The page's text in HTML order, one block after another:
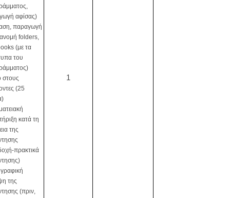
αφίσας)
παραγωγή
folders,
(με τα
του
στους
(25
κατά τη
της
πρακτικά
της
(πριν,
1